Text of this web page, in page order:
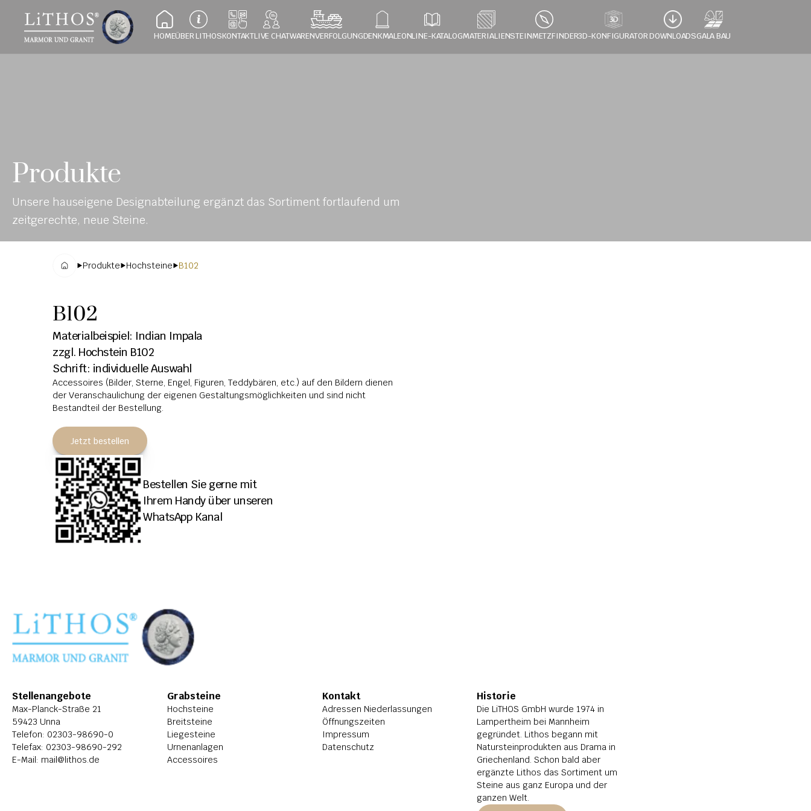
HOMEÜBER LITHOSKONTAKTLIVE CHATWARENVERFOLGUNGDENKMALEONLINE-KATALOGMATERIALIENSTEINMETZFINDER3D-KONFIGURATOR DOWNLOADSGALA BAU
Produkte
Unsere hauseigene Designabteilung ergänzt das Sortiment fortlaufend um
zeitgerechte, neue Steine.
Produkte Hochsteine B102
B102
Materialbeispiel: Indian Impala
zzgl. Hochstein B102
Schrift: individuelle Auswahl
Accessoires (Bilder, Sterne, Engel, Figuren, Teddybären, etc.) auf den Bildern dienen
der Veranschaulichung der eigenen Gestaltungsmöglichkeiten und sind nicht
Bestandteil der Bestellung.
Jetzt bestellen
Bestellen Sie gerne mit
Ihrem Handy über unseren
WhatsApp Kanal
Stellenangebote
Max-Planck-Straße 21
59423 Unna
Telefon: 02303-98690-0
Telefax: 02303-98690-292
E-Mail: mail@lithos.de
Grabsteine
Hochsteine
Breitsteine
Liegesteine
Urnenanlagen
Accessoires
Kontakt
Adressen Niederlassungen
Öffnungszeiten
Impressum
Datenschutz
Historie
Die LiTHOS GmbH wurde 1974 in
Lampertheim bei Mannheim
gegründet. Lithos begann mit
Natursteinprodukten aus Drama in
Griechenland. Schon bald aber
ergänzte Lithos das Sortiment um
Steine aus ganz Europa und der
ganzen Welt.